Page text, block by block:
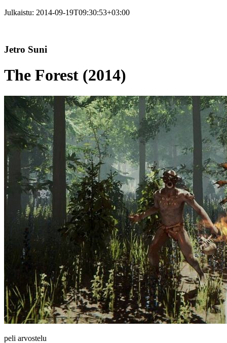
Julkaistu: 2014-09-19T09:30:53+03:00
Jetro Suni
The Forest (2014)
peli arvostelu